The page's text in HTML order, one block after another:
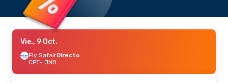
Vie., 9 Oct.
Fly SafairDirecto
CPT- JNB